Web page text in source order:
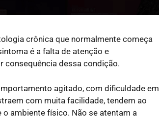
crônica que normalmente começa
é a falta de atenção e
consequência dessa condição.
agitado, com dificuldade em
com muita facilidade, tendem ao
ambiente físico. Não se atentam a